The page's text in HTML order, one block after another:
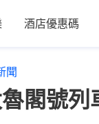
酒店優惠碼
聞
閣號